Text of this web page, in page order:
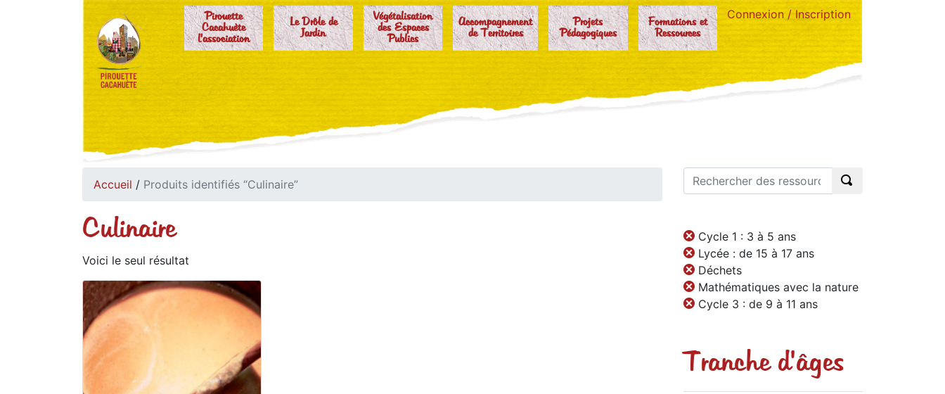
Pirouette
Cacahuète
l'association
Le Drôle de
Jardin
Végétalisation
des Espaces
Publics
Accompagnement
de Territoires
Projets
Pédagogiques
Formations et
Ressources
Connexion / Inscription
Accueil / Produits identifiés “Culinaire”
Culinaire
Voici le seul résultat
Cycle 1 : 3 à 5 ans
Lycée : de 15 à 17 ans
Déchets
Mathématiques avec la nature
Cycle 3 : de 9 à 11 ans
Tranche d'âges